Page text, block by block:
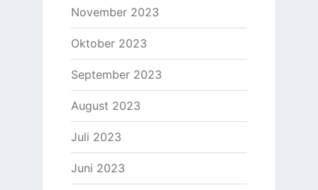
November 2023
Oktober 2023
September 2023
August 2023
Juli 2023
Juni 2023